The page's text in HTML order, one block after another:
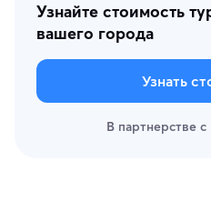
Узнайте стоимость
вашего города
Узнать
В партнерстве с